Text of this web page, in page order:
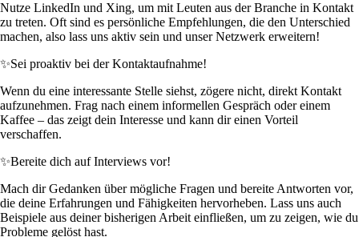
Nutze LinkedIn und Xing, um mit Leuten aus der Branche in Kontakt
zu treten. Oft sind es persönliche Empfehlungen, die den Unterschied
machen, also lass uns aktiv sein und unser Netzwerk erweitern!
✨Sei proaktiv bei der Kontaktaufnahme!
Wenn du eine interessante Stelle siehst, zögere nicht, direkt Kontakt
aufzunehmen. Frag nach einem informellen Gespräch oder einem
Kaffee – das zeigt dein Interesse und kann dir einen Vorteil
verschaffen.
✨Bereite dich auf Interviews vor!
Mach dir Gedanken über mögliche Fragen und bereite Antworten vor,
die deine Erfahrungen und Fähigkeiten hervorheben. Lass uns auch
Beispiele aus deiner bisherigen Arbeit einfließen, um zu zeigen, wie du
Probleme gelöst hast.